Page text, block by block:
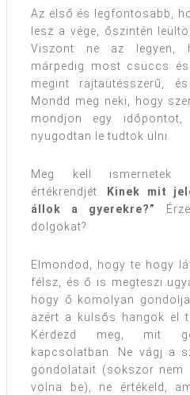
Az első és legfontosabb,
lesz a vége, őszintén
Viszont ne az legyen,
márpedig most csüccs
megint rajtaütésszerű,
Mondd meg neki, hogy
mondjon egy
nyugodtan le tudtok ülni.
Meg kell ismernetek
értékrendjét.
Kinek mit
állok a gyerekre?”
dolgokat?
Elmondod, hogy te hogy
félsz, és ő is megteszi
hogy ő komolyan
azért a külsős hangok el
Kérdezd meg, mit
kapcsolatban. Ne vágj a
gondolatait (sokszor nem
volna be), ne értékeld,